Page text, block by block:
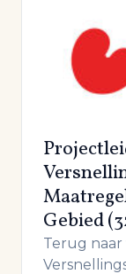
Gebied
Terug